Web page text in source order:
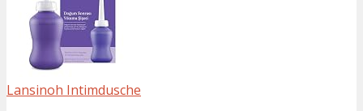
Lansinoh Intimdusche